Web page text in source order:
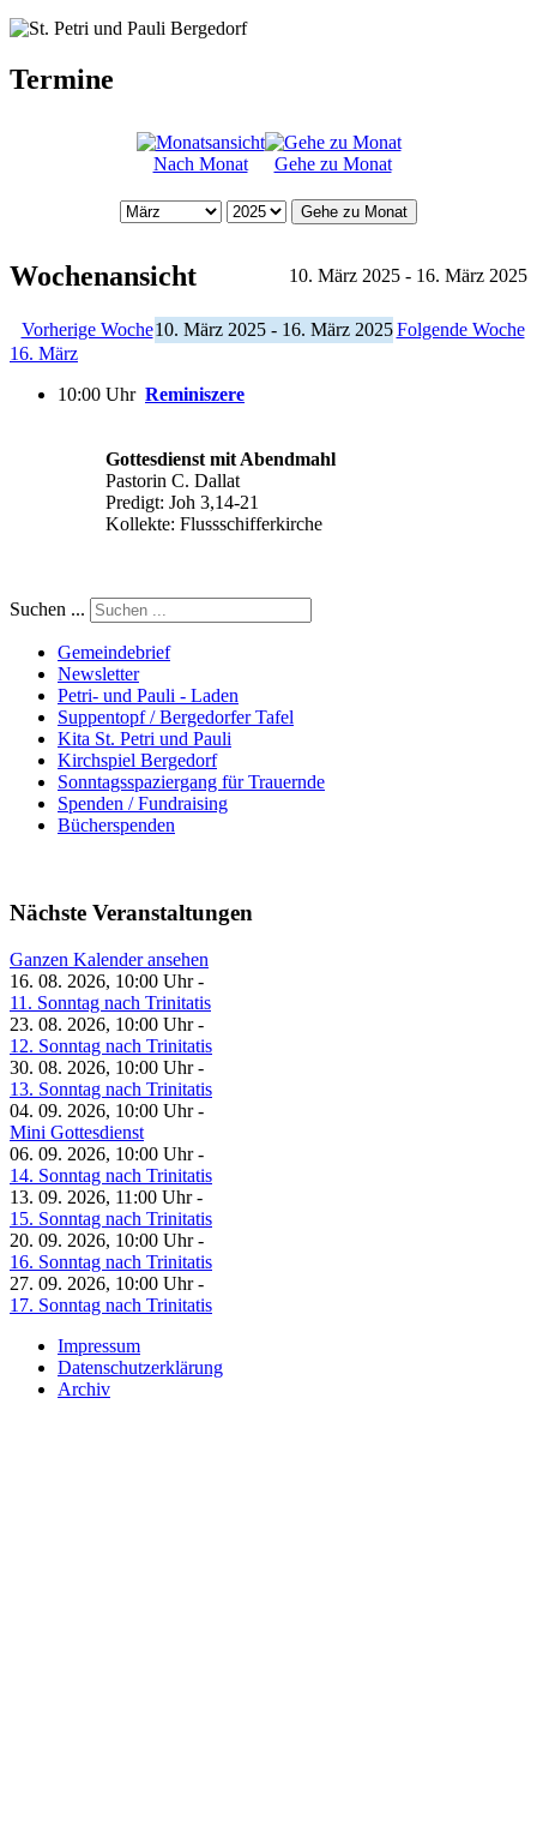
Termine
Nach Monat Gehe zu Monat
Gehe zu Monat
Wochenansicht 10. März 2025 - 16. März 2025
Vorherige Woche10. März 2025 - 16. März 2025Folgende Woche
16. März
10:00 Uhr Reminiszere
Gottesdienst mit Abendmahl
Pastorin C. Dallat
Predigt: Joh 3,14-21
Kollekte: Flussschifferkirche
Suchen ...
Gemeindebrief
Newsletter
Petri- und Pauli - Laden
Suppentopf / Bergedorfer Tafel
Kita St. Petri und Pauli
Kirchspiel Bergedorf
Sonntagsspaziergang für Trauernde
Spenden / Fundraising
Bücherspenden
Nächste Veranstaltungen
Ganzen Kalender ansehen
16. 08. 2026, 10:00 Uhr -
11. Sonntag nach Trinitatis
23. 08. 2026, 10:00 Uhr -
12. Sonntag nach Trinitatis
30. 08. 2026, 10:00 Uhr -
13. Sonntag nach Trinitatis
04. 09. 2026, 10:00 Uhr -
Mini Gottesdienst
06. 09. 2026, 10:00 Uhr -
14. Sonntag nach Trinitatis
13. 09. 2026, 11:00 Uhr -
15. Sonntag nach Trinitatis
20. 09. 2026, 10:00 Uhr -
16. Sonntag nach Trinitatis
27. 09. 2026, 10:00 Uhr -
17. Sonntag nach Trinitatis
Impressum
Datenschutzerklärung
Archiv